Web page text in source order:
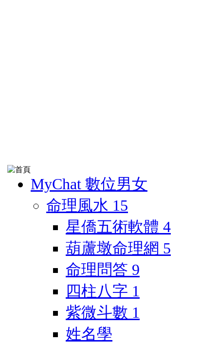
MyChat 數位男女
命理風水 15
星僑五術軟體 4
葫蘆墩命理網 5
命理問答 9
四柱八字 1
紫微斗數 1
姓名學